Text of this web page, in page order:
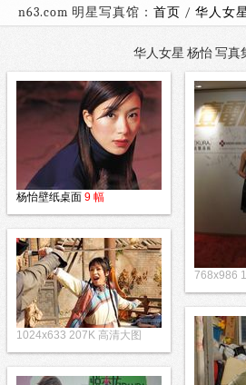
n63.com 明星写真馆： 首页 / 华人女
华人女星 杨怡 写真
杨怡壁纸桌面 9 幅
768x986
1024x633 207K 高清大图